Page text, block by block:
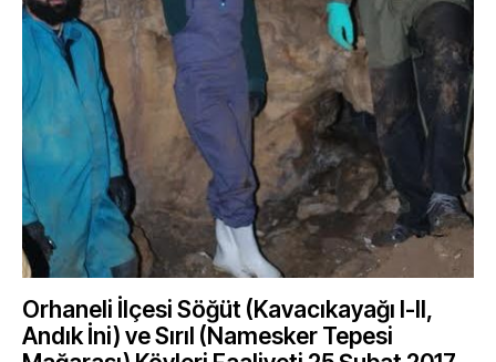
Orhaneli İlçesi Söğüt (Kavacıkayağı I-II,
Andık İni) ve Sırıl (Namesker Tepesi